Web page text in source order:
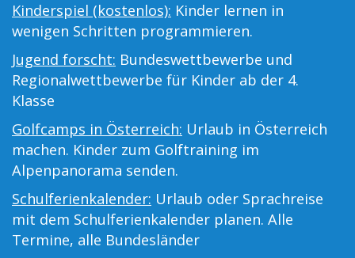
Kinderspiel (kostenlos): Kinder lernen in
wenigen Schritten programmieren.
Jugend forscht: Bundeswettbewerbe und
Regionalwettbewerbe für Kinder ab der 4.
Klasse
Golfcamps in Österreich: Urlaub in Österreich
machen. Kinder zum Golftraining im
Alpenpanorama senden.
Schulferienkalender: Urlaub oder Sprachreise
mit dem Schulferienkalender planen. Alle
Termine, alle Bundesländer